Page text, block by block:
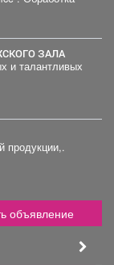
ЗАЛА
и талантливых
продукции,.
объявление